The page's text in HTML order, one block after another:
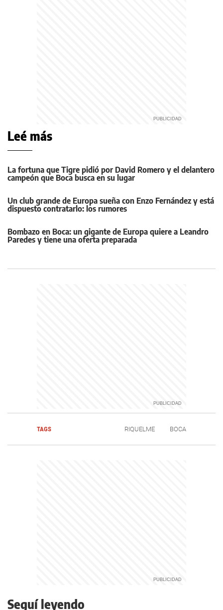
Leé más
La fortuna que Tigre pidió por David Romero y el delantero
campeón que Boca busca en su lugar
Un club grande de Europa sueña con Enzo Fernández y está
dispuesto contratarlo: los rumores
Bombazo en Boca: un gigante de Europa quiere a Leandro
Paredes y tiene una oferta preparada
TAGS RIQUELME BOCA
Seguí leyendo